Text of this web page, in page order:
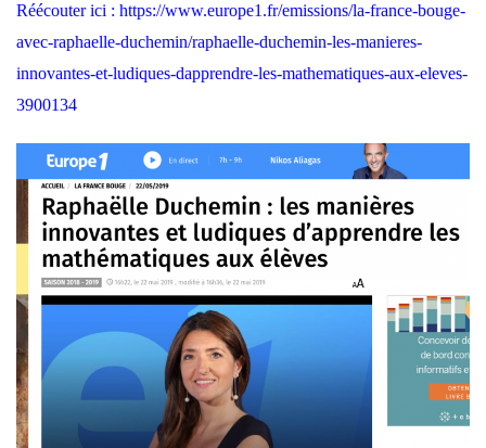
Réécouter ici : https://www.europe1.fr/emissions/la-france-bouge-
avec-raphaelle-duchemin/raphaelle-duchemin-les-manieres-
innovantes-et-ludiques-dapprendre-les-mathematiques-aux-eleves-
3900134